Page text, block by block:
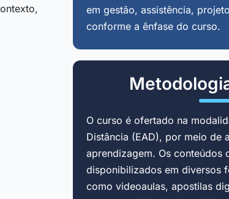
em gestão, assistência,
conforme a ênfase do curso.
O curso é ofertado na
Distância (EAD), por meio de
aprendizagem. Os conteúdos
disponibilizados em diversos
como videoaulas, apostilas